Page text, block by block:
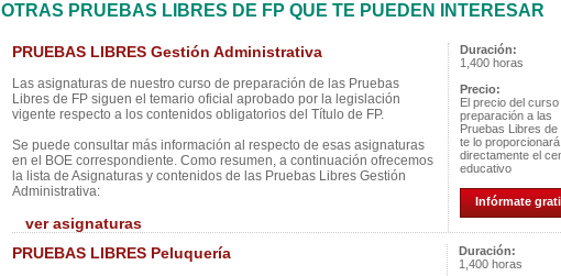
OTRAS PRUEBAS LIBRES DE FP QUE TE PUEDEN INTERESAR
PRUEBAS LIBRES Gestión Administrativa
Las asignaturas de nuestro curso de preparación de las Pruebas
Libres de FP siguen el temario oficial aprobado por la legislación
vigente respecto a los contenidos obligatorios del Título de FP.
Se puede consultar más información al respecto de esas asignaturas
en el BOE correspondiente. Como resumen, a continuación ofrecemos
la lista de Asignaturas y contenidos de las Pruebas Libres Gestión
Administrativa:
ver asignaturas
Duración:
1,400 horas
Precio:
El precio del curso
preparación a las
Pruebas Libres de
te lo proporcionará
directamente el
educativo
Infórmate
PRUEBAS LIBRES Peluquería
Duración:
1,400 horas